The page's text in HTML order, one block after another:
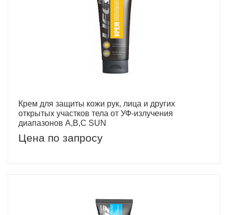
Крем для защиты кожи рук, лица и других
открытых участков тела от УФ-излучения
диапазонов A,B,C SUN
Цена по запросу